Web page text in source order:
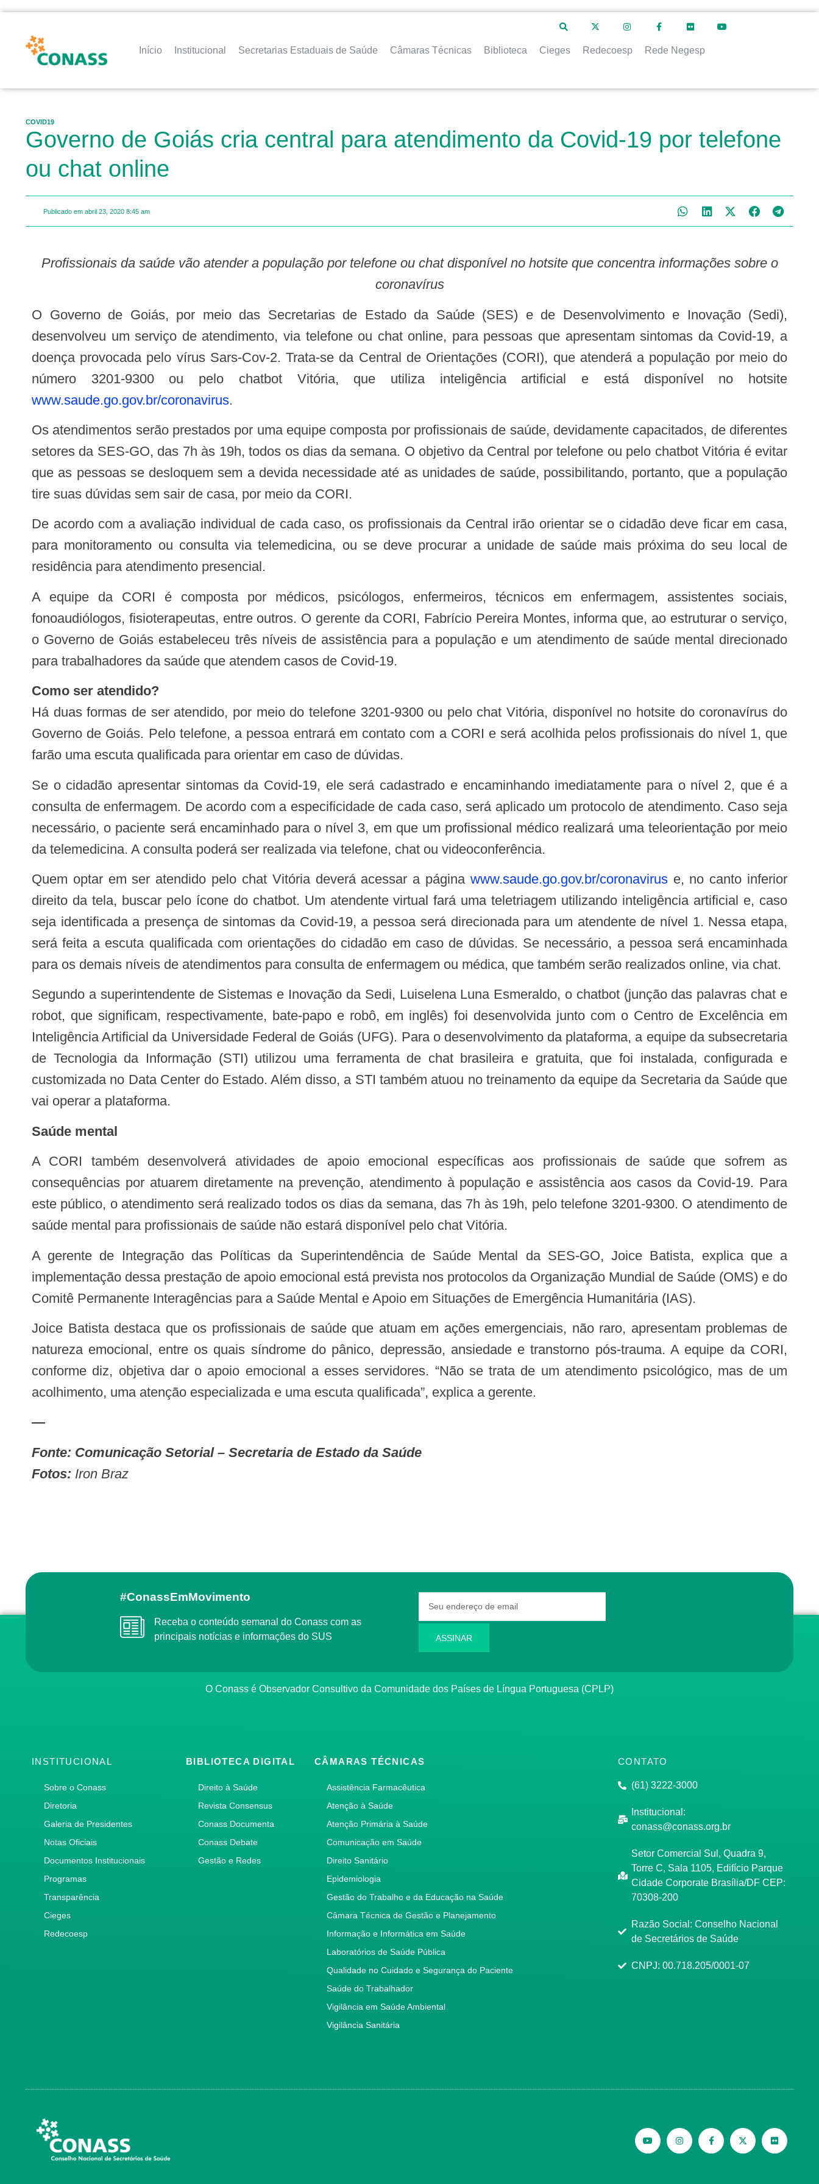
Início Institucional Secretarias Estaduais de Saúde Câmaras Técnicas Biblioteca Cieges Redecoesp Rede Negesp
COVID19
Governo de Goiás cria central para atendimento da Covid-19 por telefone
ou chat online
Publicado em abril 23, 2020 8:45 am
Profissionais da saúde vão atender a população por telefone ou chat disponível no hotsite que concentra informações sobre o
coronavírus
O Governo de Goiás, por meio das Secretarias de Estado da Saúde (SES) e de Desenvolvimento e Inovação (Sedi),
desenvolveu um serviço de atendimento, via telefone ou chat online, para pessoas que apresentam sintomas da Covid-19, a
doença provocada pelo vírus Sars-Cov-2. Trata-se da Central de Orientações (CORI), que atenderá a população por meio do
número 3201-9300 ou pelo chatbot Vitória, que utiliza inteligência artificial e está disponível no hotsite
www.saude.go.gov.br/coronavirus.
Os atendimentos serão prestados por uma equipe composta por profissionais de saúde, devidamente capacitados, de diferentes
setores da SES-GO, das 7h às 19h, todos os dias da semana. O objetivo da Central por telefone ou pelo chatbot Vitória é evitar
que as pessoas se desloquem sem a devida necessidade até as unidades de saúde, possibilitando, portanto, que a população
tire suas dúvidas sem sair de casa, por meio da CORI.
De acordo com a avaliação individual de cada caso, os profissionais da Central irão orientar se o cidadão deve ficar em casa,
para monitoramento ou consulta via telemedicina, ou se deve procurar a unidade de saúde mais próxima do seu local de
residência para atendimento presencial.
A equipe da CORI é composta por médicos, psicólogos, enfermeiros, técnicos em enfermagem, assistentes sociais,
fonoaudiólogos, fisioterapeutas, entre outros. O gerente da CORI, Fabrício Pereira Montes, informa que, ao estruturar o serviço,
o Governo de Goiás estabeleceu três níveis de assistência para a população e um atendimento de saúde mental direcionado
para trabalhadores da saúde que atendem casos de Covid-19.
Como ser atendido?
Há duas formas de ser atendido, por meio do telefone 3201-9300 ou pelo chat Vitória, disponível no hotsite do coronavírus do
Governo de Goiás. Pelo telefone, a pessoa entrará em contato com a CORI e será acolhida pelos profissionais do nível 1, que
farão uma escuta qualificada para orientar em caso de dúvidas.
Se o cidadão apresentar sintomas da Covid-19, ele será cadastrado e encaminhando imediatamente para o nível 2, que é a
consulta de enfermagem. De acordo com a especificidade de cada caso, será aplicado um protocolo de atendimento. Caso seja
necessário, o paciente será encaminhado para o nível 3, em que um profissional médico realizará uma teleorientação por meio
da telemedicina. A consulta poderá ser realizada via telefone, chat ou videoconferência.
Quem optar em ser atendido pelo chat Vitória deverá acessar a página www.saude.go.gov.br/coronaviruse, no canto inferior
direito da tela, buscar pelo ícone do chatbot. Um atendente virtual fará uma teletriagem utilizando inteligência artificial e, caso
seja identificada a presença de sintomas da Covid-19, a pessoa será direcionada para um atendente de nível 1. Nessa etapa,
será feita a escuta qualificada com orientações do cidadão em caso de dúvidas. Se necessário, a pessoa será encaminhada
para os demais níveis de atendimentos para consulta de enfermagem ou médica, que também serão realizados online, via chat.
Segundo a superintendente de Sistemas e Inovação da Sedi, Luiselena Luna Esmeraldo, o chatbot (junção das palavras chat e
robot, que significam, respectivamente, bate-papo e robô, em inglês) foi desenvolvida junto com o Centro de Excelência em
Inteligência Artificial da Universidade Federal de Goiás (UFG). Para o desenvolvimento da plataforma, a equipe da subsecretaria
de Tecnologia da Informação (STI) utilizou uma ferramenta de chat brasileira e gratuita, que foi instalada, configurada e
customizada no Data Center do Estado. Além disso, a STI também atuou no treinamento da equipe da Secretaria da Saúde que
vai operar a plataforma.
Saúde mental
A CORI também desenvolverá atividades de apoio emocional específicas aos profissionais de saúde que sofrem as
consequências por atuarem diretamente na prevenção, atendimento à população e assistência aos casos da Covid-19. Para
este público, o atendimento será realizado todos os dias da semana, das 7h às 19h, pelo telefone 3201-9300. O atendimento de
saúde mental para profissionais de saúde não estará disponível pelo chat Vitória.
A gerente de Integração das Políticas da Superintendência de Saúde Mental da SES-GO, Joice Batista, explica que a
implementação dessa prestação de apoio emocional está prevista nos protocolos da Organização Mundial de Saúde (OMS) e do
Comitê Permanente Interagências para a Saúde Mental e Apoio em Situações de Emergência Humanitária (IAS).
Joice Batista destaca que os profissionais de saúde que atuam em ações emergenciais, não raro, apresentam problemas de
natureza emocional, entre os quais síndrome do pânico, depressão, ansiedade e transtorno pós-trauma. A equipe da CORI,
conforme diz, objetiva dar o apoio emocional a esses servidores. “Não se trata de um atendimento psicológico, mas de um
acolhimento, uma atenção especializada e uma escuta qualificada”, explica a gerente.
—
Fonte: Comunicação Setorial – Secretaria de Estado da Saúde
Fotos: Iron Braz
#ConassEmMovimento
Receba o conteúdo semanal do Conass com as
principais notícias e informações do SUS
ASSINAR
O Conass é Observador Consultivo da Comunidade dos Países de Língua Portuguesa (CPLP)
INSTITUCIONAL
Sobre o Conass
Diretoria
Galeria de Presidentes
Notas Oficiais
Documentos Institucionais
Programas
Transparência
Cieges
Redecoesp
BIBLIOTECA DIGITAL
Direito à Saúde
Revista Consensus
Conass Documenta
Conass Debate
Gestão e Redes
CÂMARAS TÉCNICAS
Assistência Farmacêutica
Atenção à Saúde
Atenção Primária à Saúde
Comunicação em Saúde
Direito Sanitário
Epidemiologia
Gestão do Trabalho e da Educação na Saúde
Câmara Técnica de Gestão e Planejamento
Informação e Informática em Saúde
Laboratórios de Saúde Pública
Qualidade no Cuidado e Segurança do Paciente
Saúde do Trabalhador
Vigilância em Saúde Ambiental
Vigilância Sanitária
CONTATO
(61) 3222-3000
Institucional:
conass@conass.org.br
Setor Comercial Sul, Quadra 9,
Torre C, Sala 1105, Edifício Parque
Cidade Corporate Brasília/DF CEP:
70308-200
Razão Social: Conselho Nacional
de Secretários de Saúde
CNPJ: 00.718.205/0001-07